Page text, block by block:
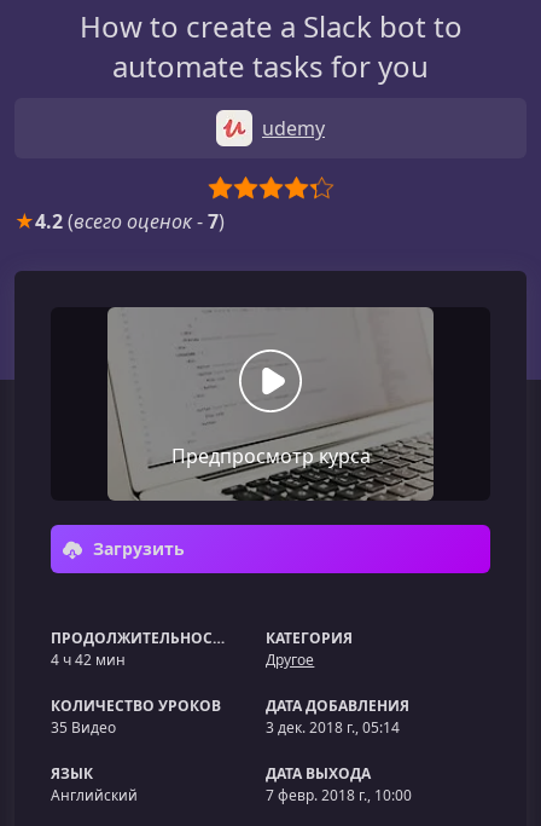
How to create a Slack bot to
automate tasks for you
udemy
★4.2(всего оценок-7)
Предпросмотр курса
Загрузить
ПРОДОЛЖИТЕЛЬНОСТЬ
4 ч 42 мин
КАТЕГОРИЯ
Другое
КОЛИЧЕСТВО УРОКОВ
35 Видео
ДАТА ДОБАВЛЕНИЯ
3 дек. 2018 г., 05:14
ЯЗЫК
Английский
ДАТА ВЫХОДА
7 февр. 2018 г., 10:00